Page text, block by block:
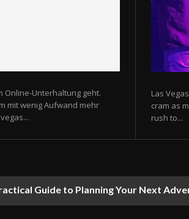
Online-Unterhaltung geht.
mit wenig Aufwand mehr
Las
cram as
rush to...
Guide to Planning Your Next